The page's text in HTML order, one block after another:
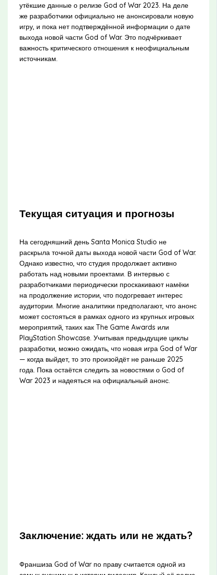
утёкшие данные о релизе God of War 2023. На деле
же разработчики официально не анонсировали новую
игру, и пока нет подтверждённой информации о дате
выхода новой части God of War. Это подчёркивает
важность критического отношения к неофициальным
источникам.
Текущая ситуация и прогнозы
На сегодняшний день Santa Monica Studio не
раскрыла точной даты выхода новой части God of War.
Однако известно, что студия продолжает активно
работать над новыми проектами. В интервью с
разработчиками периодически проскакивают намёки
на продолжение истории, что подогревает интерес
аудитории. Многие аналитики предполагают, что анонс
может состояться в рамках одного из крупных игровых
мероприятий, таких как The Game Awards или
PlayStation Showcase. Учитывая предыдущие циклы
разработки, можно ожидать, что новая игра God of War
— когда выйдет, то это произойдёт не раньше 2025
года. Пока остаётся следить за новостями о God of
War 2023 и надеяться на официальный анонс.
Заключение: ждать или не ждать?
Франшиза God of War по праву считается одной из